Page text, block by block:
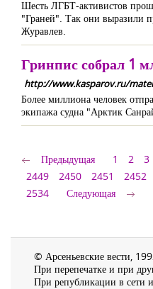
Шесть ЛГБТ-активистов
"Граней". Так они выразили
Журавлев.
Гринпис собрал 1
http://www.kasparov.ru/
Более миллиона человек
экипажа судна "Арктик
Предыдущая 1 2 3
2449 2450 2451 2452
2534
Следующая
© Арсеньевские вести,
При перепечатке и при
При републикации в сети